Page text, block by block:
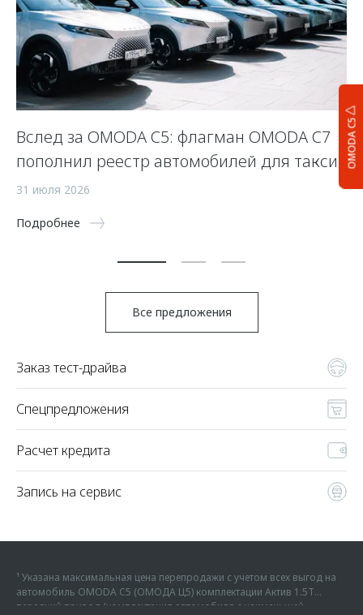
OMODA C5
Вслед за OMODA C5: флагман OMODA C7
пополнил реестр автомобилей для такси
31 июля 2026
Подробнее
Все предложения
Заказ тест-драйва
Спецпредложения
Расчет кредита
Запись на сервис
¹ Указана максимальная цена перепродажи с учетом всех выгод на
автомобиль OMODA C5 (ОМОДА Ц5) комплектации Актив 1.5Т
передний привод (комплектация автомобиля с наименьшей